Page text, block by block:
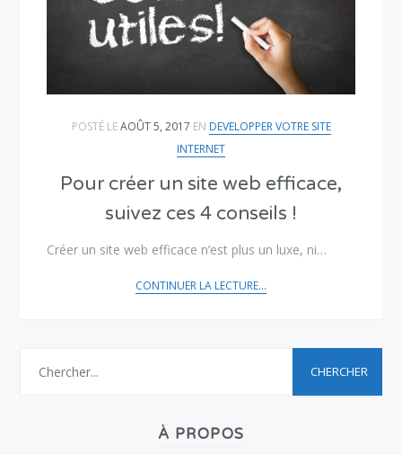
POSTÉ LEAOÛT 5, 2017 EN DEVELOPPER VOTRE SITE
INTERNET
Pour créer un site web efficace,
suivez ces 4 conseils !
Créer un site web efficace n’est plus un luxe, ni…
CONTINUER LA LECTURE...
À PROPOS